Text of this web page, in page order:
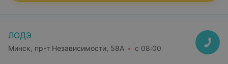
ЛОДЭ
Минск, пр-т Независимости, 58А с 08:00